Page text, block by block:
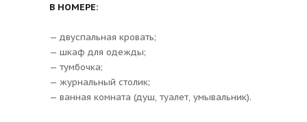
В НОМЕРЕ:
— двуспальная кровать;
— шкаф для одежды;
— тумбочка;
— журнальный столик;
— ванная комната (душ, туалет, умывальник).